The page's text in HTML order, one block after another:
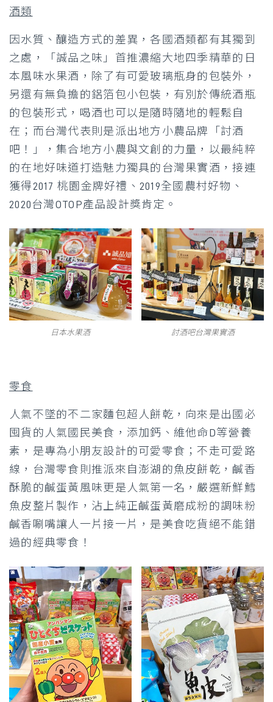
酒類
因水質、釀造方式的差異，各國酒類都有其獨到
之處，「誠品之味」首推濃縮大地四季精華的日
本風味水果酒，除了有可愛玻璃瓶身的包裝外，
另還有無負擔的鋁箔包小包裝，有別於傳統酒瓶
的包裝形式，喝酒也可以是隨時隨地的輕鬆自
在；而台灣代表則是派出地方小農品牌「討酒
吧！」，集合地方小農與文創的力量，以最純粹
的在地好味道打造魅力獨具的台灣果實酒，接連
獲得2017 桃園金牌好禮、2019全國農村好物、
2020台灣OTOP產品設計獎肯定。
日本水果酒 討酒吧台灣果實酒
零食
人氣不墜的不二家麵包超人餅乾，向來是出國必
囤貨的人氣國民美食，添加鈣、維他命D等營養
素，是專為小朋友設計的可愛零食；不走可愛路
線，台灣零食則推派來自澎湖的魚皮餅乾，鹹香
酥脆的鹹蛋黃風味更是人氣第一名，嚴選新鮮鱈
魚皮整片製作，沾上純正鹹蛋黃磨成粉的調味粉
鹹香唰嘴讓人一片接一片，是美食吃貨絕不能錯
過的經典零食！